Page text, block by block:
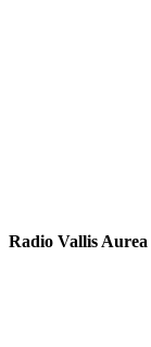
Radio Vallis Aurea